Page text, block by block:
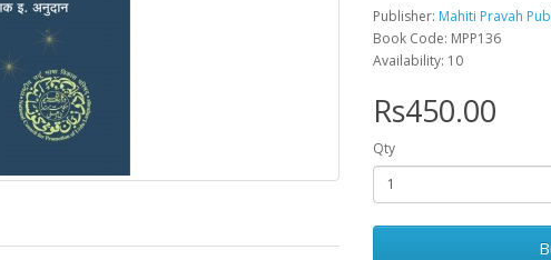
Publisher: Mahiti Pravah
Book Code: MPP136
Availability: 10
Rs450.00
Qty